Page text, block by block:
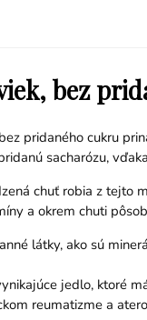
bez
pridaného cukru
sacharózu,
chuť robia z tejto
a okrem chuti
látky, ako sú
jedlo, ktoré
reumatizme a